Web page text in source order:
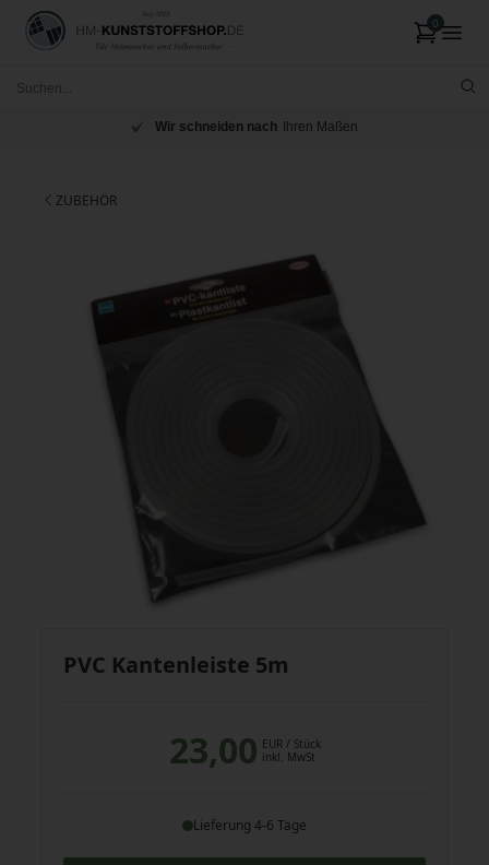
Wir schneiden nach Ihren Maßen
ZUBEHÖR
PVC Kantenleiste 5m
23,00 EUR/ Stück
inkl. MwSt
Lieferung 4-6 Tage